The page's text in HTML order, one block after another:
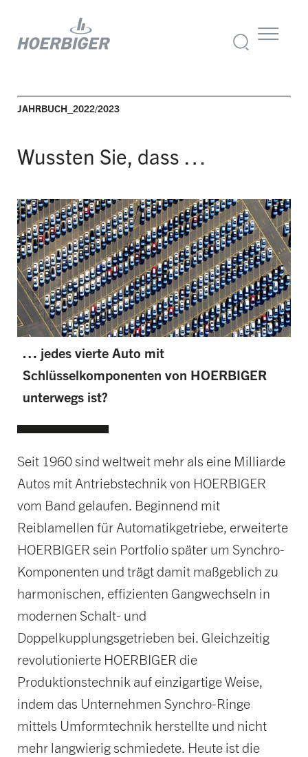
JAHRBUCH_2022/2023
Wussten Sie, dass …
… jedes vierte Auto mit
Schlüsselkomponenten von HOERBIGER
unterwegs ist?
Seit 1960 sind weltweit mehr als eine Milliarde
Autos mit Antriebstechnik von HOERBIGER
vom Band gelaufen. Beginnend mit
Reiblamellen für Automatikgetriebe, erweiterte
HOERBIGER sein Portfolio später um Synchro-
Komponenten und trägt damit maßgeblich zu
harmonischen, effizienten Gangwechseln in
modernen Schalt- und
Doppelkupplungsgetrieben bei. Gleichzeitig
revolutionierte HOERBIGER die
Produktionstechnik auf einzigartige Weise,
indem das Unternehmen Synchro-Ringe
mittels Umformtechnik herstellte und nicht
mehr langwierig schmiedete. Heute ist die